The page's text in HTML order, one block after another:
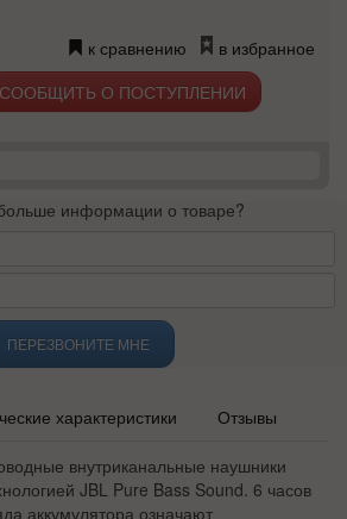
к сравнению в избранное
СООБЩИТЬ О ПОСТУПЛЕНИИ
информации о товаре?
ПЕРЕЗВОНИТЕ МНЕ
характеристики Отзывы
внутриканальные наушники
JBL Pure Bass Sound. 6 часов
аккумулятора означают